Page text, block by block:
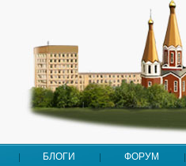
БЛОГИ ФОРУМ